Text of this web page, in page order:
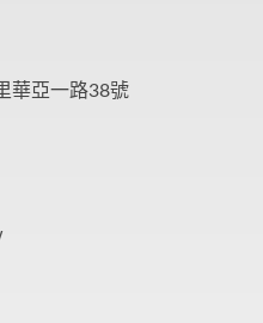
華亞一路38號